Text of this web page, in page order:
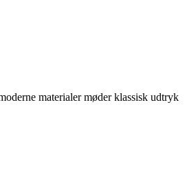
materialer møder klassisk udtryk